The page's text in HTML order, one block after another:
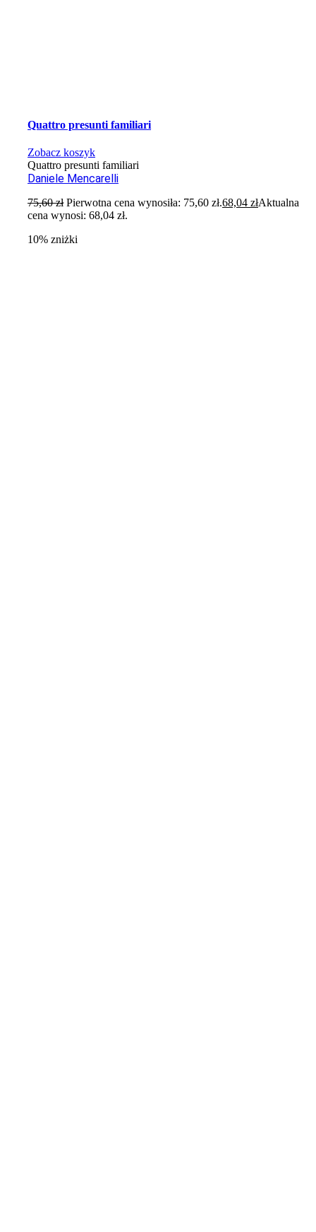
Quattro presunti familiari
Zobacz koszyk
Quattro presunti familiari
Daniele Mencarelli
75,60zł Pierwotna cena wynosiła: 75,60 zł.68,04złAktualna
cena wynosi: 68,04 zł.
10% zniżki